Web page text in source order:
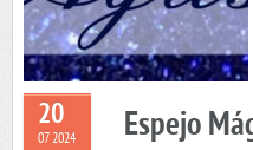
20
07 2024 Espejo